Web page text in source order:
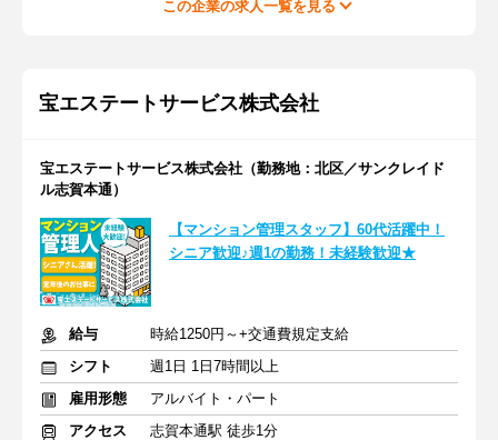
この企業の求人一覧を見る
宝エステートサービス株式会社
宝エステートサービス株式会社（勤務地：北区／サンクレイド
ル志賀本通）
【マンション管理スタッフ】60代活躍中！
シニア歓迎♪週1の勤務！未経験歓迎★
給与
時給1250円～+交通費規定支給
シフト
週1日 1日7時間以上
雇用形態
アルバイト・パート
アクセス
志賀本通駅 徒歩1分